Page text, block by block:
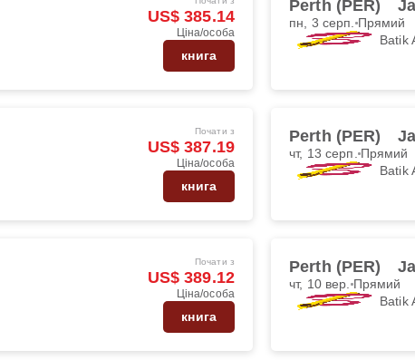
US$ 385.14
Ціна/особа
книга
Perth (PER)
пн, 3 серп. Прямий
Batik
Почати з
US$ 387.19
Ціна/особа
книга
Perth (PER)
чт, 13 серп. Прямий
Batik
Почати з
US$ 389.12
Ціна/особа
книга
Perth (PER)
чт, 10 вер. Прямий
Batik